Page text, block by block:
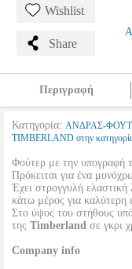
Wishlist
Share
Περιγραφή
Κατηγορία: ΑΝΔΡΑΣ-
TIMBERLAND στην
Φούτερ με την υπογραφή
Πρόκειται για ένα
Έχει στρογγυλή ελαστική
κάτω μέρος για
Στο ύψος του στήθους
της Timberland σε γκρι
Company info